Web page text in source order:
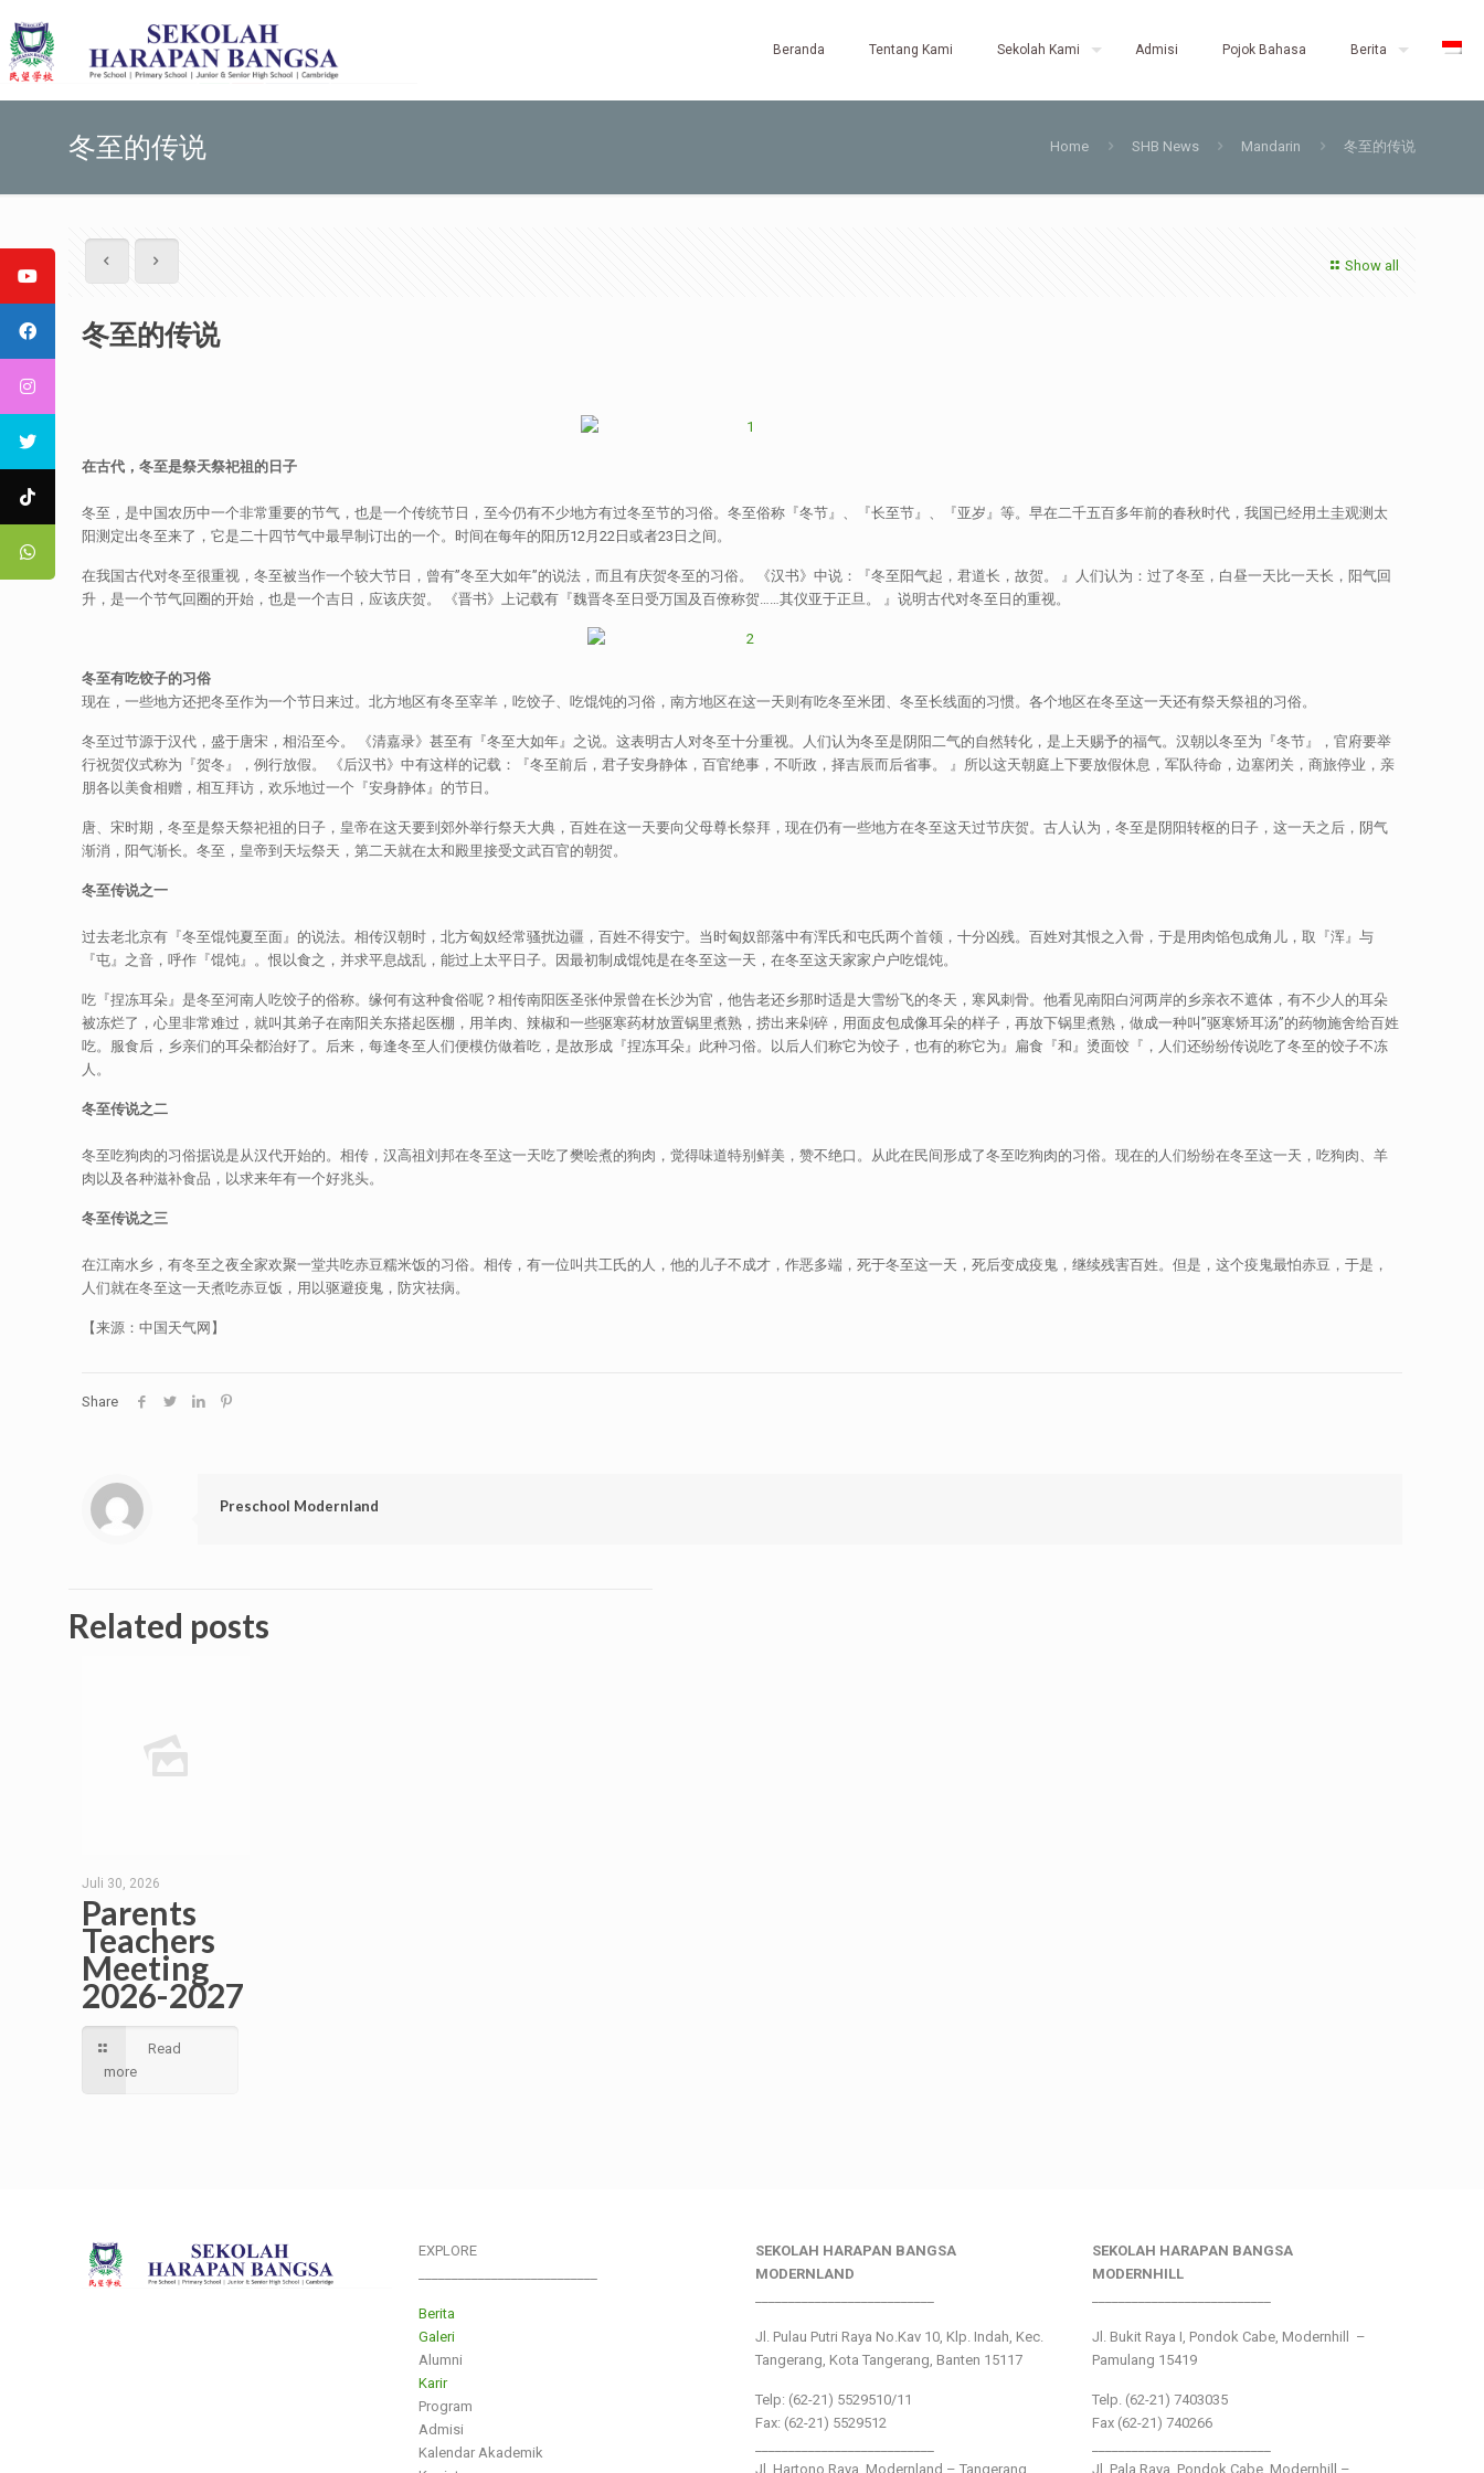
Beranda Tentang Kami Sekolah Kami Admisi Pojok Bahasa Berita
冬至的传说 Home SHB News Mandarin 冬至的传说
Show all
冬至的传说
在古代，冬至是祭天祭祀祖的日子
冬至，是中国农历中一个非常重要的节气，也是一个传统节日，至今仍有不少地方有过冬至节的习俗。冬至俗称『冬节』、『长至节』、『亚岁』等。早在二千五百多年前的春秋时代，我国已经用土圭观测太
阳测定出冬至来了，它是二十四节气中最早制订出的一个。时间在每年的阳历12月22日或者23日之间。
在我国古代对冬至很重视，冬至被当作一个较大节日，曾有”冬至大如年”的说法，而且有庆贺冬至的习俗。 《汉书》中说：『冬至阳气起，君道长，故贺。 』人们认为：过了冬至，白昼一天比一天长，阳气回
升，是一个节气回圈的开始，也是一个吉日，应该庆贺。 《晋书》上记载有『魏晋冬至日受万国及百僚称贺……其仪亚于正旦。 』说明古代对冬至日的重视。
冬至有吃饺子的习俗
现在，一些地方还把冬至作为一个节日来过。北方地区有冬至宰羊，吃饺子、吃馄饨的习俗，南方地区在这一天则有吃冬至米团、冬至长线面的习惯。各个地区在冬至这一天还有祭天祭祖的习俗。
冬至过节源于汉代，盛于唐宋，相沿至今。 《清嘉录》甚至有『冬至大如年』之说。这表明古人对冬至十分重视。人们认为冬至是阴阳二气的自然转化，是上天赐予的福气。汉朝以冬至为『冬节』，官府要举
行祝贺仪式称为『贺冬』，例行放假。 《后汉书》中有这样的记载：『冬至前后，君子安身静体，百官绝事，不听政，择吉辰而后省事。 』所以这天朝庭上下要放假休息，军队待命，边塞闭关，商旅停业，亲
朋各以美食相赠，相互拜访，欢乐地过一个『安身静体』的节日。
唐、宋时期，冬至是祭天祭祀祖的日子，皇帝在这天要到郊外举行祭天大典，百姓在这一天要向父母尊长祭拜，现在仍有一些地方在冬至这天过节庆贺。古人认为，冬至是阴阳转枢的日子，这一天之后，阴气
渐消，阳气渐长。冬至，皇帝到天坛祭天，第二天就在太和殿里接受文武百官的朝贺。
冬至传说之一
过去老北京有『冬至馄饨夏至面』的说法。相传汉朝时，北方匈奴经常骚扰边疆，百姓不得安宁。当时匈奴部落中有浑氏和屯氏两个首领，十分凶残。百姓对其恨之入骨，于是用肉馅包成角儿，取『浑』与
『屯』之音，呼作『馄饨』。恨以食之，并求平息战乱，能过上太平日子。因最初制成馄饨是在冬至这一天，在冬至这天家家户户吃馄饨。
吃『捏冻耳朵』是冬至河南人吃饺子的俗称。缘何有这种食俗呢？相传南阳医圣张仲景曾在长沙为官，他告老还乡那时适是大雪纷飞的冬天，寒风刺骨。他看见南阳白河两岸的乡亲衣不遮体，有不少人的耳朵
被冻烂了，心里非常难过，就叫其弟子在南阳关东搭起医棚，用羊肉、辣椒和一些驱寒药材放置锅里煮熟，捞出来剁碎，用面皮包成像耳朵的样子，再放下锅里煮熟，做成一种叫”驱寒矫耳汤”的药物施舍给百姓
吃。服食后，乡亲们的耳朵都治好了。后来，每逢冬至人们便模仿做着吃，是故形成『捏冻耳朵』此种习俗。以后人们称它为饺子，也有的称它为』扁食『和』烫面饺『，人们还纷纷传说吃了冬至的饺子不冻
人。
冬至传说之二
冬至吃狗肉的习俗据说是从汉代开始的。相传，汉高祖刘邦在冬至这一天吃了樊哙煮的狗肉，觉得味道特别鲜美，赞不绝口。从此在民间形成了冬至吃狗肉的习俗。现在的人们纷纷在冬至这一天，吃狗肉、羊
肉以及各种滋补食品，以求来年有一个好兆头。
冬至传说之三
在江南水乡，有冬至之夜全家欢聚一堂共吃赤豆糯米饭的习俗。相传，有一位叫共工氏的人，他的儿子不成才，作恶多端，死于冬至这一天，死后变成疫鬼，继续残害百姓。但是，这个疫鬼最怕赤豆，于是，
人们就在冬至这一天煮吃赤豆饭，用以驱避疫鬼，防灾祛病。
【来源：中国天气网】
Share
Preschool Modernland
Related posts
Juli 30, 2026
Parents
Teachers
Meeting
2026-2027
Read
more
EXPLORE
Berita
Galeri
Alumni
Karir
Program
Admisi
Kalendar Akademik
SEKOLAH HARAPAN BANGSA
MODERNLAND
Jl. Pulau Putri Raya No.Kav 10, Klp. Indah, Kec.
Tangerang, Kota Tangerang, Banten 15117
Telp: (62-21) 5529510/11
Fax: (62-21) 5529512
Jl. Hartono Raya ,Modernland – Tangerang
SEKOLAH HARAPAN BANGSA
MODERNHILL
Jl. Bukit Raya I, Pondok Cabe, Modernhill –
Pamulang 15419
Telp. (62-21) 7403035
Fax (62-21) 740266
Jl. Pala Raya, Pondok Cabe, Modernhill –